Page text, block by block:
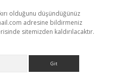
olduğunu düşündüğünüz
adresine bildirmeniz
sitemizden kaldırılacaktır.